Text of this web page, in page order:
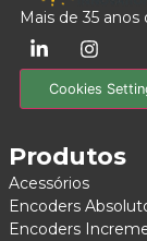
Mais de 35
Cookies
Produtos
Acessórios
Encoders
Encoders